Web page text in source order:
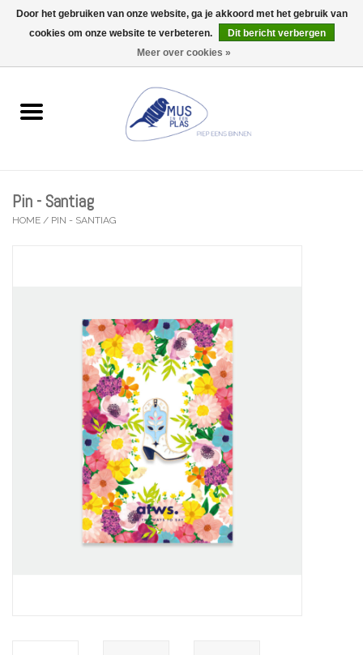
0 Artikelen - €0,00
Wenskaarten
Lifestyle
Cadeaubonnen
Pin - Santiag
HOME / PIN - SANTIAG
Door het gebruiken van onze website, ga je akkoord met het gebruik van
cookies om onze website te verbeteren.
Dit bericht verbergen
Meer over cookies »
Wij zijn uitzonderlijk gesloten op Do 13/08